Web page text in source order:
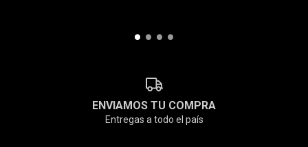
ENVIAMOS TU COMPRA
Entregas a todo el país